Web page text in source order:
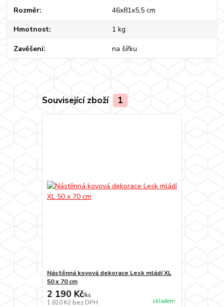
Rozměr 46x81x5,5 cm
Hmotnost 1 kg
Zavěšení na šířku
Související zboží 1
Nástěnná kovová dekorace Lesk mládí XL
50 x 70 cm
2 190 Kč/ks
1 810 Kč bez DPH skladem